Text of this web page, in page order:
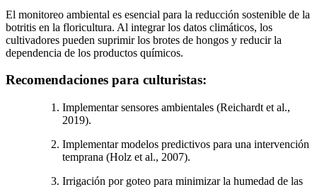
El monitoreo ambiental es esencial para la reducción sostenible de la
botritis en la floricultura. Al integrar los datos climáticos, los
cultivadores pueden suprimir los brotes de hongos y reducir la
dependencia de los productos químicos.
Recomendaciones para culturistas:
Implementar sensores ambientales (Reichardt et al.,
2019).
Implementar modelos predictivos para una intervención
temprana (Holz et al., 2007).
Irrigación por goteo para minimizar la humedad de las